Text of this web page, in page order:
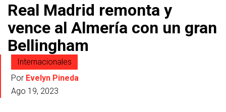
Real Madrid remonta y
vence al Almería con un gran
Bellingham
Internacionales
Por Evelyn Pineda
Ago 19, 2023